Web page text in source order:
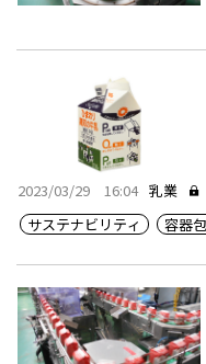
2023/03/29 16:04 乳業
サステナビリティ
容器